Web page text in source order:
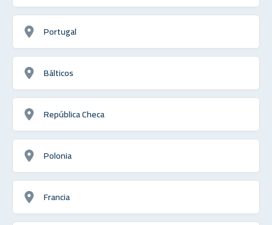
Portugal
Bálticos
República Checa
Polonia
Francia